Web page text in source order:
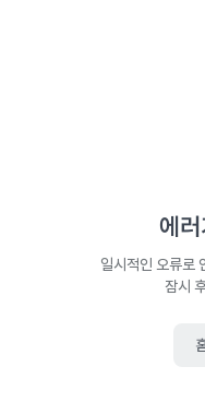
에
일시적인 오류로
잠시